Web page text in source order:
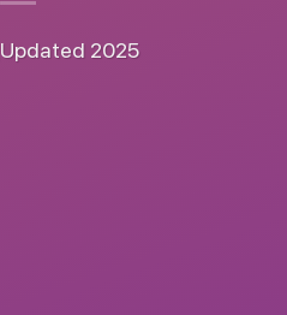
Updated 2025